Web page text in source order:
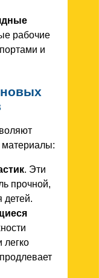
рабочие
и
материалы:
. Эти
прочной,
детей.
легко